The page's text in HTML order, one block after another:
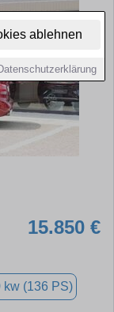
ablehnen
15.850 €
kw (136 PS)